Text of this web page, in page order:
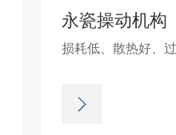
永瓷操动机构
损耗低、散热好、